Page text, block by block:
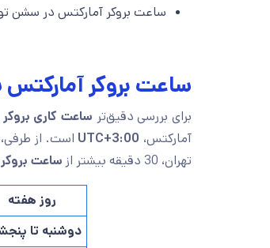
ساعت بروکر آمارکتس در سشن توکیو ۳
ساعت بروکر آمارکتس
برای بررسی دقیق‌تر ساعت کاری
آمارکتس، UTC+3:00 است. از طرفی،
تهران، 30 دقیقه بیشتر از
ساعت
روز هفته
دوشنبه تا